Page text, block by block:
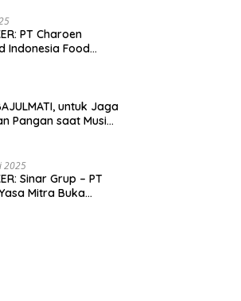
PT Charoen
Indonesia Food
untuk Jaga
Pangan saat Musim
2025
Sinar Grup – PT
Mitra Buka